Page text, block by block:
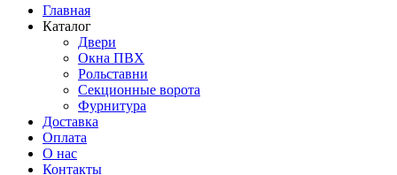
Главная
Каталог
Двери
Окна ПВХ
Рольставни
Секционные ворота
Фурнитура
Доставка
Оплата
О нас
Контакты